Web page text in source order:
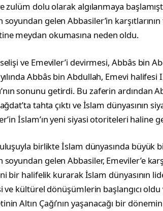
zulüm dolu olarak algılanmaya
gelen Abbasiler’in
meydan okumasına neden oldu.
ve Emeviler’i devirmesi, Abbâs bin
Abbâs bin Abdullah, Emevi halifesi
sonunu getirdi. Bu zaferin ardından
tahta çıktı ve İslam dünyasının
İslam’ın yeni siyasi otoriteleri haline
birlikte İslam dünyasında büyük
gelen Abbasiler, Emeviler’e
bir halifelik kurarak İslam dünyasının
kültürel dönüşümlerin başlangıcı oldu
Altın Çağı’nın yaşanacağı bir